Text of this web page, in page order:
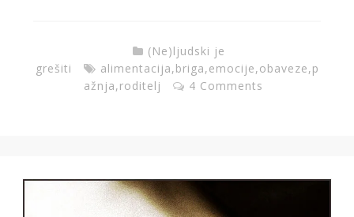
(Ne)ljudski je
grešiti
alimentacija,briga,emocije,obaveze,p
ažnja,roditelj 4 Comments